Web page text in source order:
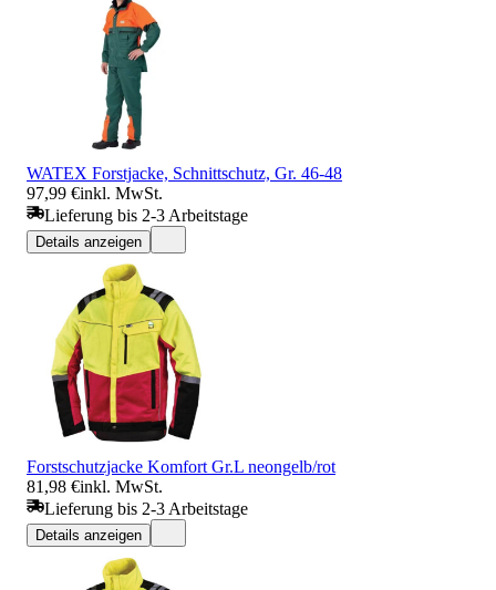
WATEX Forstjacke, Schnittschutz, Gr. 46-48
97,99 €inkl. MwSt.
Lieferung bis 2-3 Arbeitstage
Details anzeigen
Forstschutzjacke Komfort Gr.L neongelb/rot
81,98 €inkl. MwSt.
Lieferung bis 2-3 Arbeitstage
Details anzeigen